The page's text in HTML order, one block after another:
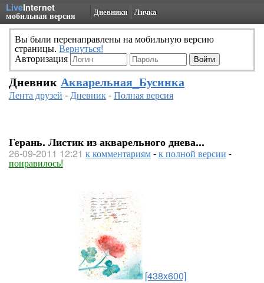
LiveInternet
мобильная версия Дневники Личка
Вы были перенаправлены на мобильную версию
страницы. Вернуться!
Авторизация
Дневник Акварельная_Бусинка
Лента друзей -Дневник-Полная версия
Герань. Листик из акварельного днева...
26-09-2011 12:21 к комментариям-к полной версии -
понравилось!
[438x600]